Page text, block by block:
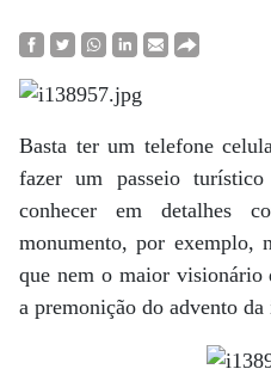
Basta ter um telefone
fazer um passeio
conhecer em detalhes
monumento, por exemplo,
que nem o maior visionário
a premonição do advento da